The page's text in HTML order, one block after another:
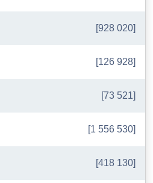
[928 020]
[126 928]
[73 521]
[1 556 530]
[418 130]